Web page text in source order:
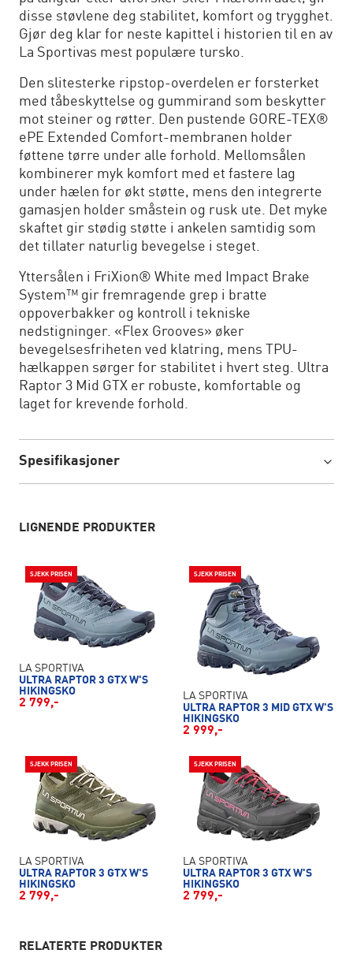
disse støvlene deg stabilitet, komfort og trygghet.
Gjør deg klar for neste kapittel i historien til en av
La Sportivas mest populære tursko.
Den slitesterke ripstop-overdelen er forsterket
med tåbeskyttelse og gummirand som beskytter
mot steiner og røtter. Den pustende GORE-TEX®
ePE Extended Comfort-membranen holder
føttene tørre under alle forhold. Mellomsålen
kombinerer myk komfort med et fastere lag
under hælen for økt støtte, mens den integrerte
gamasjen holder småstein og rusk ute. Det myke
skaftet gir stødig støtte i ankelen samtidig som
det tillater naturlig bevegelse i steget.
Yttersålen i FriXion® White med Impact Brake
System™ gir fremragende grep i bratte
oppoverbakker og kontroll i tekniske
nedstigninger. «Flex Grooves» øker
bevegelsesfriheten ved klatring, mens TPU-
hælkappen sørger for stabilitet i hvert steg. Ultra
Raptor 3 Mid GTX er robuste, komfortable og
laget for krevende forhold.
Spesifikasjoner
LIGNENDE PRODUKTER
SJEKK PRISEN
LA SPORTIVA
ULTRA RAPTOR 3 GTX W'S
HIKINGSKO
2 799,-
SJEKK PRISEN
LA SPORTIVA
ULTRA RAPTOR 3 MID GTX W'S
HIKINGSKO
2 999,-
SJEKK PRISEN
LA SPORTIVA
ULTRA RAPTOR 3 GTX W'S
HIKINGSKO
2 799,-
SJEKK PRISEN
LA SPORTIVA
ULTRA RAPTOR 3 GTX W'S
HIKINGSKO
2 799,-
RELATERTE PRODUKTER